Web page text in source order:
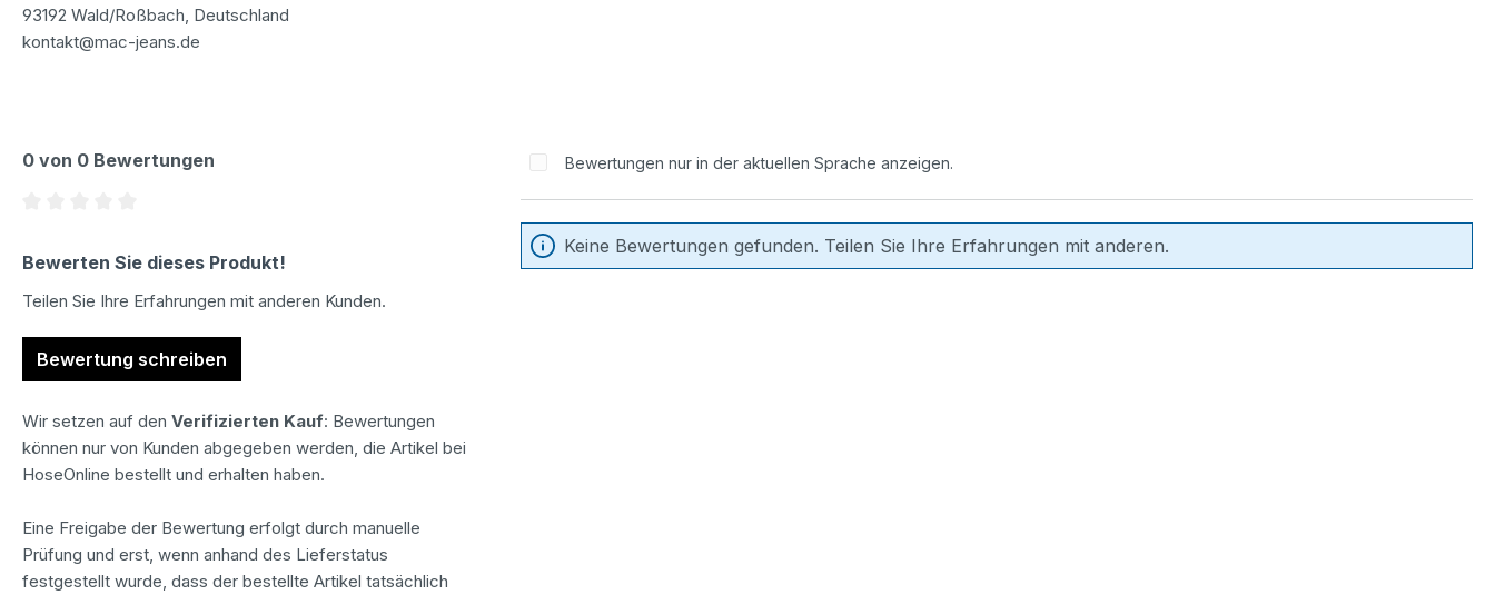
93192 Wald/Roßbach, Deutschland
kontakt@mac-jeans.de
0 von 0 Bewertungen
Bewerten Sie dieses Produkt!
Teilen Sie Ihre Erfahrungen mit anderen Kunden.
Bewertung schreiben
Wir setzen auf den Verifizierten Kauf: Bewertungen
können nur von Kunden abgegeben werden, die Artikel bei
HoseOnline bestellt und erhalten haben.
Eine Freigabe der Bewertung erfolgt durch manuelle
Prüfung und erst, wenn anhand des Lieferstatus
festgestellt wurde, dass der bestellte Artikel tatsächlich
Bewertungen nur in der aktuellen Sprache anzeigen.
Keine Bewertungen gefunden. Teilen Sie Ihre Erfahrungen mit anderen.